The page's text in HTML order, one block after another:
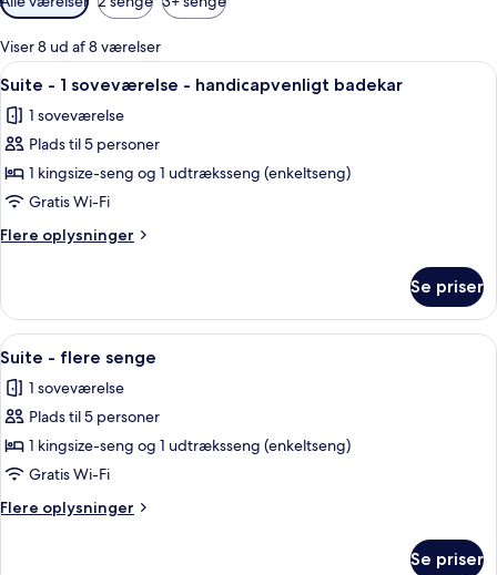
filtre
for
værelser
Viser 8 ud af 8 værelser
Indlæs
alle
billeder
af
Suite
-
1
soveværelse
handicapvenligt
badekar
Et moderne hotelværelse med en
4
Suite - 1 soveværelse - handicapvenligt badekar
1 soveværelse
Plads til 5 personer
1 kingsize-seng og 1 udtræksseng (enkeltseng)
Gratis Wi-Fi
Flere oplysninger
Flere
-
soveværelse
handicapvenligt
badekar
Se priser
Indlæs
alle
billeder
af
Suite
-
flere
senge
Et hotelværelse med en stor seng,
5
Suite - flere senge
1 soveværelse
Plads til 5 personer
1 kingsize-seng og 1 udtræksseng (enkeltseng)
Gratis Wi-Fi
Flere oplysninger
Flere
Se priser